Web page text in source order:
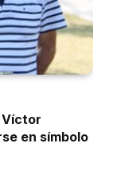
Víctor
en símbolo